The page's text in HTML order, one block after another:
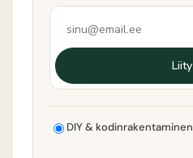
Liity
DIY & kodinrakentaminen